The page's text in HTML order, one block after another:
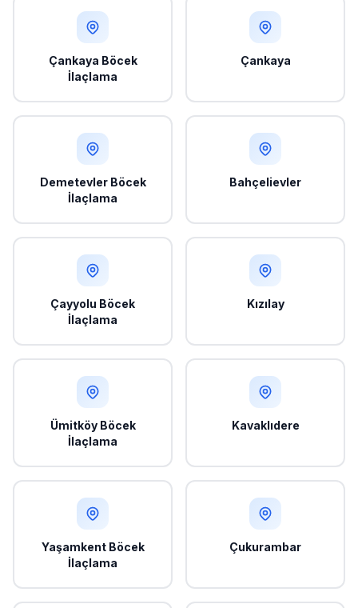
Çankaya Böcek
İlaçlama
Çankaya
Demetevler Böcek
İlaçlama
Bahçelievler
Çayyolu Böcek
İlaçlama
Kızılay
Ümitköy Böcek
İlaçlama
Kavaklıdere
Yaşamkent Böcek
İlaçlama
Çukurambar